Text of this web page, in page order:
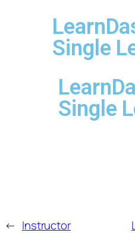
Single
Single
← Instructor